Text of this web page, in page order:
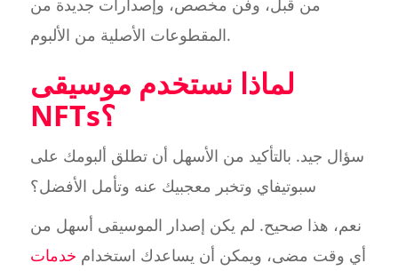
من قبل، وفن مخصص، وإصدارات جديدة من
المقطوعات الأصلية من الألبوم.
لماذا نستخدم موسيقى
NFTs؟
سؤال جيد. بالتأكيد من الأسهل أن تطلق ألبومك على
سبوتيفاي وتخبر معجبيك عنه وتأمل الأفضل؟
نعم، هذا صحيح. لم يكن إصدار الموسيقى أسهل من
أي وقت مضى، ويمكن أن يساعدك استخدام خدمات